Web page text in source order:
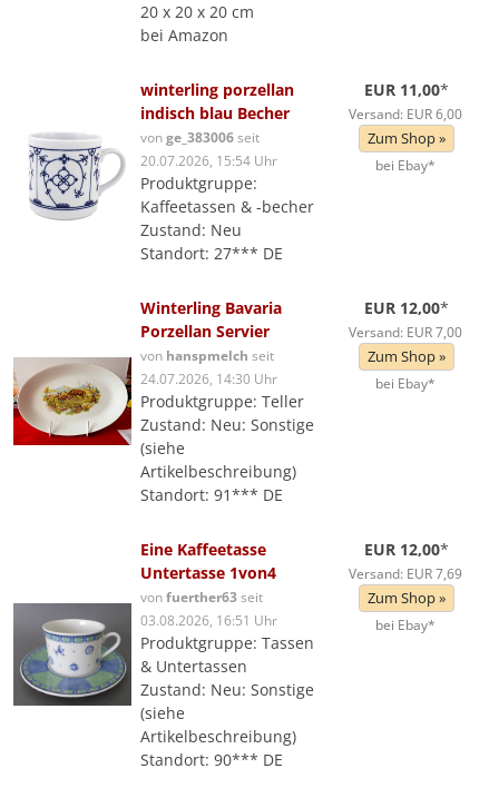
20 x 20 x 20 cm
bei Amazon
winterling porzellan
indisch blau Becher
vonge_383006seit
20.07.2026, 15:54 Uhr
Produktgruppe:
Kaffeetassen & -becher
Zustand: Neu
Standort: 27*** DE
EUR 11,00*
Versand: EUR 6,00
Zum Shop »
bei Ebay*
Winterling Bavaria
Porzellan Servier
von hanspmelch seit
24.07.2026, 14:30 Uhr
Produktgruppe: Teller
Zustand: Neu: Sonstige
(siehe
Artikelbeschreibung)
Standort: 91*** DE
EUR 12,00*
Versand: EUR 7,00
Zum Shop »
bei Ebay*
Eine Kaffeetasse
Untertasse 1von4
vonfuerther63seit
03.08.2026, 16:51 Uhr
Produktgruppe: Tassen
& Untertassen
Zustand: Neu: Sonstige
(siehe
Artikelbeschreibung)
Standort: 90*** DE
EUR 12,00*
Versand: EUR 7,69
Zum Shop »
bei Ebay*